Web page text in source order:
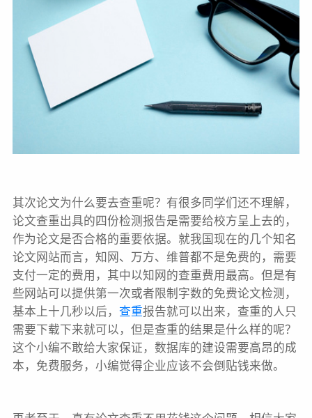
其次论文为什么要去查重呢？有很多同学们还不理解，
论文查重出具的四份检测报告是需要给校方呈上去的，
作为论文是否合格的重要依据。就我国现在的几个知名
论文网站而言，知网、万方、维普都不是免费的，需要
支付一定的费用，其中以知网的查重费用最高。但是有
些网站可以提供第一次或者限制字数的免费论文检测，
基本上十几秒以后， 查重报告就可以出来，查重的人只
需要下载下来就可以，但是查重的结果是什么样的呢？
这个小编不敢给大家保证，数据库的建设需要高昂的成
本，免费服务，小编觉得企业应该不会倒贴钱来做。